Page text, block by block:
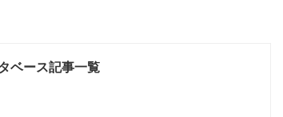
ベース記事一覧